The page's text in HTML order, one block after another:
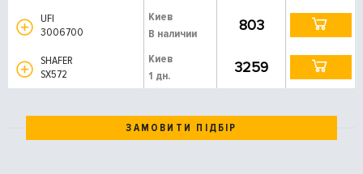
UFI
3006700
Киев
В наличии
803
SHAFER
SX572
Киев
1 дн.
3259
ЗАМОВИТИ ПІДБІР